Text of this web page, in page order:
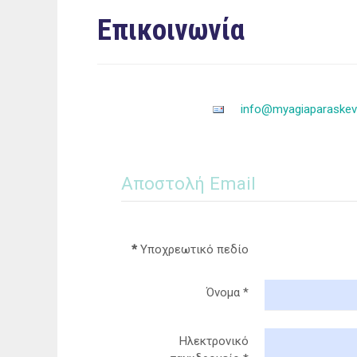
Eπικοινωνία
Αποστολή Email
* Υποχρεωτικό πεδίο
Όνομα *
Ηλεκτρονικό